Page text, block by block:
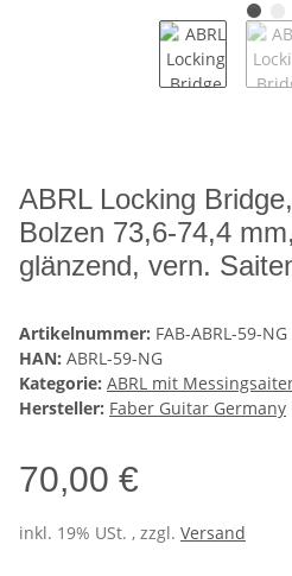
ABRL Locking
Bolzen 73,6-74,4
glänzend, vern.
Artikelnummer: FAB-ABRL-59-NG
HAN: ABRL-59-NG
Kategorie: ABRL mit
Hersteller: Faber Guitar Germany
70,00 €
inkl. 19% USt. , zzgl. Versand